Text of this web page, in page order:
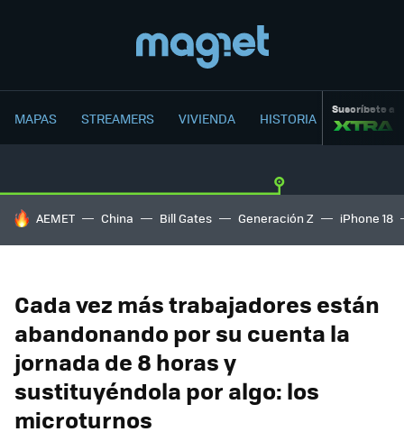
MAPAS STREAMERS VIVIENDA HISTORIA Suscríbete a
HOY SE HABLA DE
AEMET China Bill Gates Generación Z iPhone 18
Cada vez más trabajadores están
abandonando por su cuenta la
jornada de 8 horas y
sustituyéndola por algo: los
microturnos